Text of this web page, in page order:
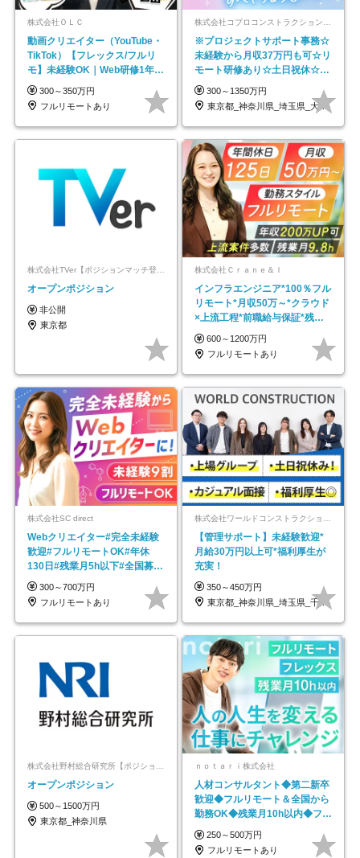
株式会社ＯＬＣ
動画クリエイター（YouTube・
TikTok）【フレックス/フルリ
モ】未経験OK｜Web研修1年間
｜副業OK
300～350万円
フルリモートあり
※プロジェクトサポート事務☆
未経験から月収37万円も可☆リ
モート研修あり☆土日祝休☆20
代～30代活躍/b
300～1350万円
東京都_神奈川県_埼玉県_大阪府_愛知県…
株式会社TVer【ポジションマッチ登録】
オープンポジション
非公開
東京都
株式会社Ｃｒａｎｅ＆Ｉ
インフラエンジニア*100％フル
リモート*月収50万～*クラウド
×上流工程*前職給与保証*残業
月9.8h
600～1200万円
フルリモートあり
株式会社SC direct
Webクリエイター#完全未経験
歓迎#フルリモートOK#年休
130日#残業月5h以下#全国募集
#最大1年の研修
300～700万円
フルリモートあり
【管理サポート】未経験歓迎*
月給30万円以上可*福利厚生が
充実！
350～450万円
東京都_神奈川県_埼玉県_千葉県_大阪府…
オープンポジション
500～1500万円
東京都_神奈川県
ｎｏｔａｒｉ株式会社
人材コンサルタント◆第二新卒
歓迎◆フルリモート＆全国から
勤務OK◆残業月10h以内◆フレ
ックス制
250～500万円
フルリモートあり